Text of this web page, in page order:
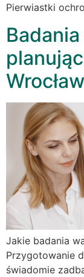
Pierwiastki
Wrocław
Jakie badania
Przygotowanie
świadomie